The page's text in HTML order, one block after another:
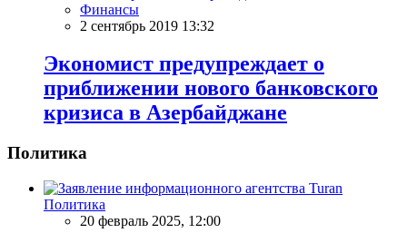
Финансы
2 сентябрь 2019 13:32
Экономист предупреждает о
приближении нового банковского
кризиса в Азербайджане
Политика
Политика
20 февраль 2025, 12:00